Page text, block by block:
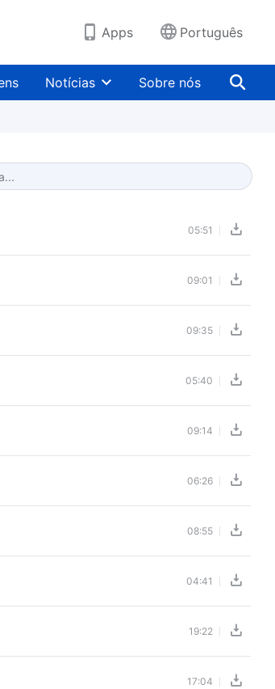
Apps Português
Notícias Sobre nós
1 or more characters for results.
05:51
09:01
09:35
05:40
09:14
06:26
08:55
04:41
19:22
17:04